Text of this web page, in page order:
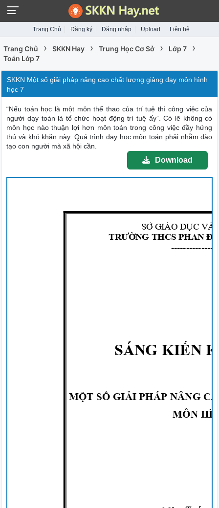
Trang Chủ Đăng ký Đăng nhập Upload Liên hệ
Trang Chủ › SKKN Hay › Trung Học Cơ Sở › Lớp 7 ›
Toán Lớp 7
SKKN Một số giải pháp nâng cao chất lượng giảng dạy môn hình
học 7
“Nếu toán học là một môn thể thao của trí tuệ thì công việc của
người dạy toán là tổ chức hoạt động trí tuệ ấy”. Có lẽ không có
môn học nào thuận lợi hơn môn toán trong công việc đầy hứng
thú và khó khăn này. Quá trình dạy học môn toán phải nhằm đào
tạo con người mà xã hội cần.
Download
SỞGIÁODỤC VÀ
TRƯỜNGTHCS PHAN
SÁNGKIẾN
MỘT SỐ GIẢI PHÁP NÂNG
MÔN